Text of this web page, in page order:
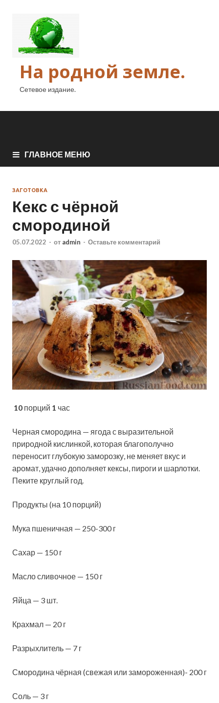
На родной земле.
Сетевое издание.
ГЛАВНОЕ МЕНЮ
ЗАГОТОВКА
Кекс с чёрной
смородиной
05.07.2022 - от admin - Оставьте комментарий
10 порций 1 час
Черная смородина — ягода с выразительной
природной кислинкой, которая благополучно
переносит глубокую заморозку, не меняет вкус и
аромат, удачно дополняет кексы, пироги и шарлотки.
Пеките круглый год.
Продукты (на 10 порций)
Мука пшеничная — 250-300 г
Сахар — 150 г
Масло сливочное — 150 г
Яйца — 3 шт.
Крахмал — 20 г
Разрыхлитель — 7 г
Смородина чёрная (свежая или замороженная)- 200 г
Соль — 3 г